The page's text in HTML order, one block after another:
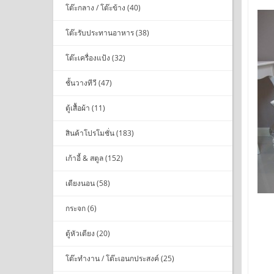
โต๊ะกลาง / โต๊ะข้าง (40)
โต๊ะรับประทานอาหาร (38)
โต๊ะเครื่องแป้ง (32)
ชั้นวางทีวี (47)
ตู้เสื้อผ้า (11)
สินค้าโปรโมชั่น (183)
เก้าอี้ & สตูล (152)
เตียงนอน (58)
กระจก (6)
ตู้หัวเตียง (20)
โต๊ะทำงาน / โต๊ะเอนกประสงค์ (25)